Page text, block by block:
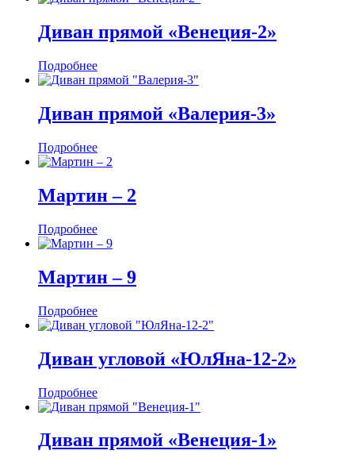
Диван прямой «Венеция-2»
Подробнее
Диван прямой «Валерия-3»
Подробнее
Мартин ‒ 2
Подробнее
Мартин ‒ 9
Подробнее
Диван угловой «ЮлЯна-12-2»
Подробнее
Диван прямой «Венеция-1»